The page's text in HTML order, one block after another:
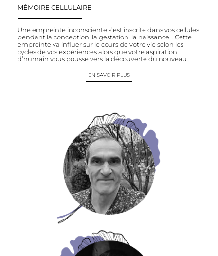
MÉMOIRE CELLULAIRE
Une empreinte inconsciente s’est inscrite dans vos cellules
pendant la conception, la gestation, la naissance… Cette
empreinte va influer sur le cours de votre vie selon les
cycles de vos expériences alors que votre aspiration
d’humain vous pousse vers la découverte du nouveau…
EN SAVOIR PLUS